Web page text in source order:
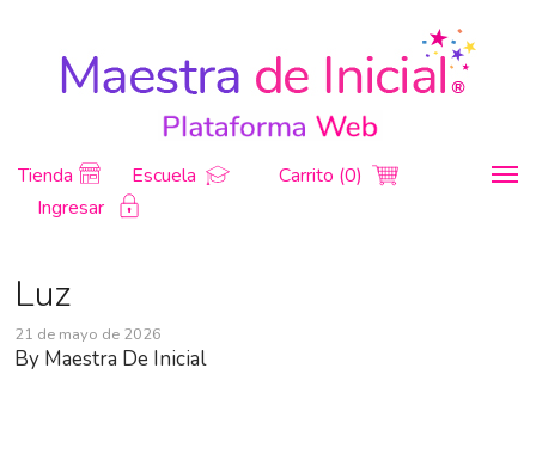
Tienda Escuela
Carrito (0)
Ingresar
Luz
21 de mayo de 2026
By Maestra De Inicial